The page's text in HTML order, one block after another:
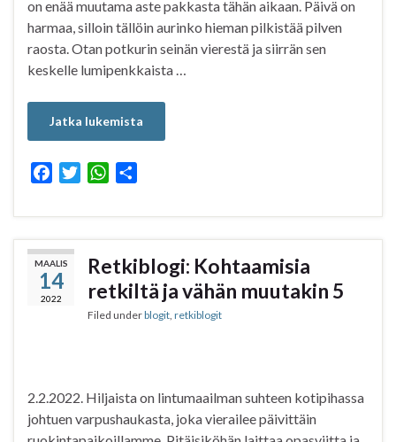
on enää muutama aste pakkasta tähän aikaan. Päivä on
harmaa, silloin tällöin aurinko hieman pilkistää pilven
raosta. Otan potkurin seinän vierestä ja siirrän sen
keskelle lumipenkkaista …
Jatka lukemista
c
e
b
o
o
i
t
W
a
t
A
p
p
a
r
e
MAALIS
14
2022
Retkiblogi: Kohtaamisia
retkiltä ja vähän muutakin 5
Filed underblogit retkiblogit
2.2.2022. Hiljaista on lintumaailman suhteen kotipihassa
johtuen varpushaukasta, joka vierailee päivittäin